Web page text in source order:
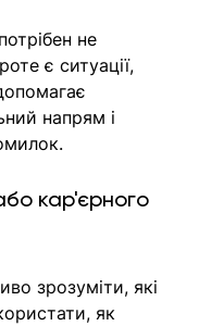
не
є ситуації,
напрям і
кар'єрного
зрозуміти, які
як